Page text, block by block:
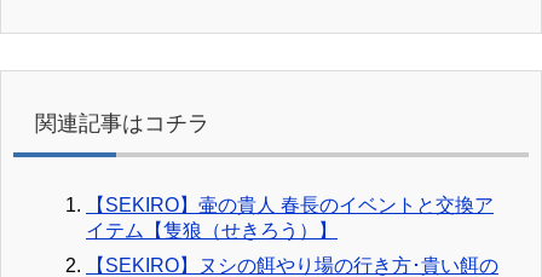
関連記事はコチラ
【SEKIRO】壷の貴人 春長のイベントと交換ア
イテム【隻狼（せきろう）】
【SEKIRO】ヌシの餌やり場の行き方･貴い餌の